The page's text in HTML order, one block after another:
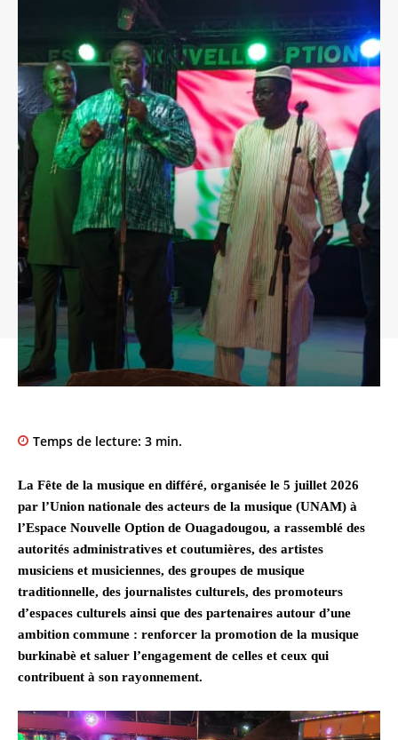
Temps de lecture: 3 min.
La Fête de la musique en différé, organisée le 5 juillet 2026
par l’Union nationale des acteurs de la musique (UNAM) à
l’Espace Nouvelle Option de Ouagadougou, a rassemblé des
autorités administratives et coutumières, des artistes
musiciens et musiciennes, des groupes de musique
traditionnelle, des journalistes culturels, des promoteurs
d’espaces culturels ainsi que des partenaires autour d’une
ambition commune : renforcer la promotion de la musique
burkinabè et saluer l’engagement de celles et ceux qui
contribuent à son rayonnement.